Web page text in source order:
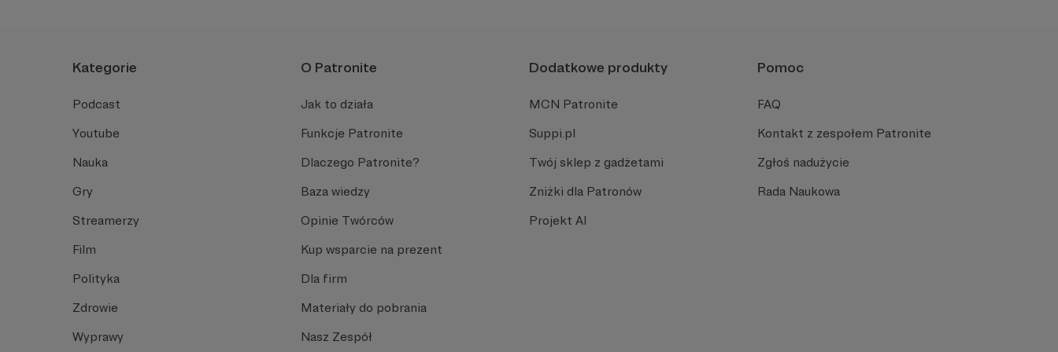
Nasze spotkania są otwarte i bezpłatne. I chcemy, żeby tak zostało. To 110m2, które służy
Kategorie
Podcast
Youtube
Nauka
Gry
Streamerzy
Film
Polityka
Zdrowie
Wyprawy
O Patronite
Jak to działa
Funkcje Patronite
Dlaczego Patronite?
Baza wiedzy
Opinie Twórców
Kup wsparcie na prezent
Dla firm
Materiały do pobrania
Nasz Zespół
Dodatkowe produkty
MCN Patronite
Suppi.pl
Twój sklep z gadżetami
Zniżki dla Patronów
Projekt AI
Pomoc
FAQ
Kontakt z zespołem Patronite
Zgłoś nadużycie
Rada Naukowa